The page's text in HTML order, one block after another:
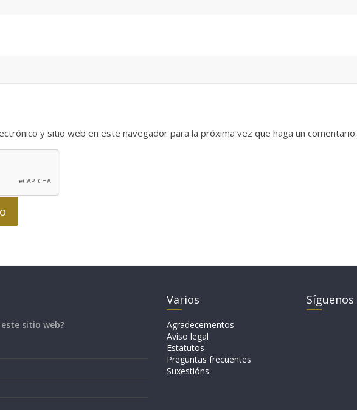
y sitio web en este navegador para la próxima vez que haga un comentario.
sitio web?
Varios
Agradecementos
Aviso legal
Estatutos
Preguntas frecuentes
Suxestións
Síguenos